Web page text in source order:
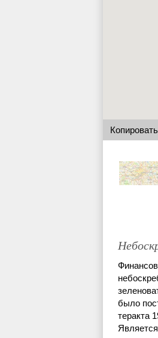
было
теракта